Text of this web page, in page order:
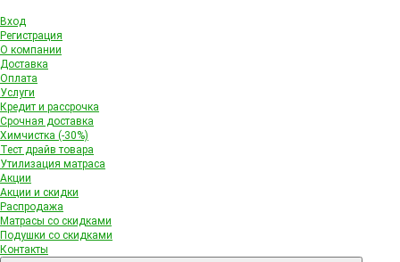
Вход
Регистрация
О компании
Доставка
Оплата
Услуги
Кредит и рассрочка
Срочная доставка
Химчистка (-30%)
Тест драйв товара
Утилизация матраса
Акции
Акции и скидки
Распродажа
Матрасы со скидками
Подушки со скидками
Контакты